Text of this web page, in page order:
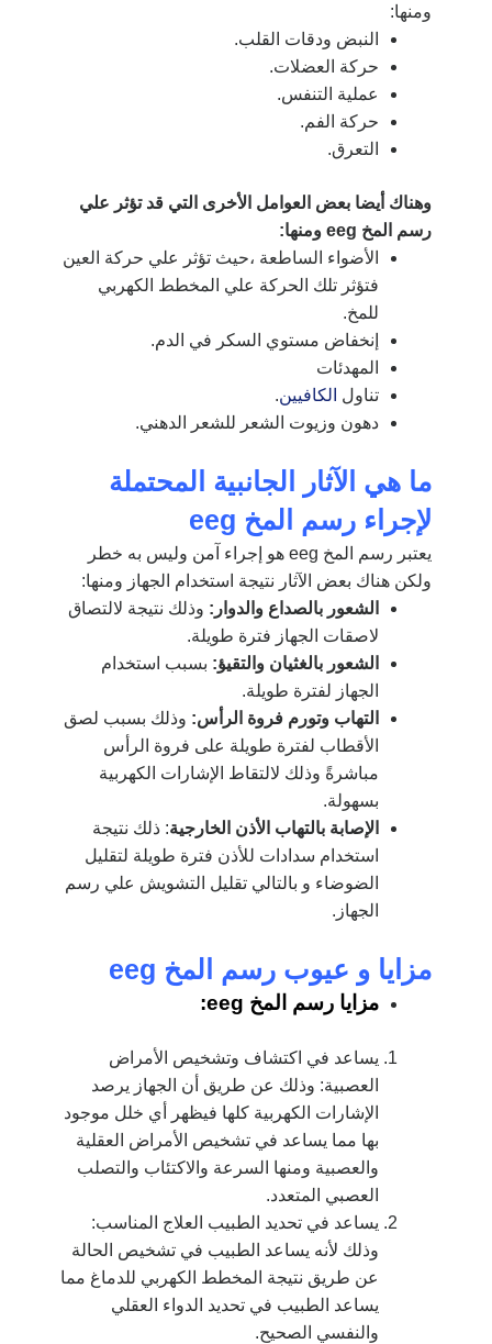
ومنها:
النبض ودقات القلب.
حركة العضلات.
عملية التنفس.
حركة الفم.
التعرق.
وهناك أيضا بعض العوامل الأخرى التي قد تؤثر علي
رسم المخ eeg ومنها:
الأضواء الساطعة ،حيث تؤثر علي حركة العين
فتؤثر تلك الحركة علي المخطط الكهربي
للمخ.
إنخفاض مستوي السكر في الدم.
المهدئات
تناول الكافيين.
دهون وزيوت الشعر للشعر الدهني.
ما هي الآثار الجانبية المحتملة
لإجراء رسم المخ eeg
يعتبر رسم المخ eeg هو إجراء آمن وليس به خطر
ولكن هناك بعض الآثار نتيجة استخدام الجهاز ومنها:
الشعور بالصداع والدوار: وذلك نتيجة لالتصاق
لاصقات الجهاز فترة طويلة.
الشعور بالغثيان والتقيؤ: بسبب استخدام
الجهاز لفترة طويلة.
التهاب وتورم فروة الرأس: وذلك بسبب لصق
الأقطاب لفترة طويلة على فروة الرأس
مباشرةً وذلك لالتقاط الإشارات الكهربية
بسهولة.
الإصابة بالتهاب الأذن الخارجية: ذلك نتيجة
استخدام سدادات للأذن فترة طويلة لتقليل
الضوضاء و بالتالي تقليل التشويش علي رسم
الجهاز.
مزايا و عيوب رسم المخ eeg
مزايا رسم المخ eeg:
يساعد في اكتشاف وتشخيص الأمراض
العصبية: وذلك عن طريق أن الجهاز يرصد
الإشارات الكهربية كلها فيظهر أي خلل موجود
بها مما يساعد في تشخيص الأمراض العقلية
والعصبية ومنها السرعة والاكتئاب والتصلب
العصبي المتعدد.
يساعد في تحديد الطبيب العلاج المناسب:
وذلك لأنه يساعد الطبيب في تشخيص الحالة
عن طريق نتيجة المخطط الكهربي للدماغ مما
يساعد الطبيب في تحديد الدواء العقلي
والنفسي الصحيح.